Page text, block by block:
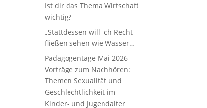
Ist dir das Thema Wirtschaft
wichtig?
„Stattdessen will ich Recht
fließen sehen wie Wasser…
Pädagogentage Mai 2026
Vorträge zum Nachhören:
Themen Sexualität und
Geschlechtlichkeit im
Kinder- und Jugendalter